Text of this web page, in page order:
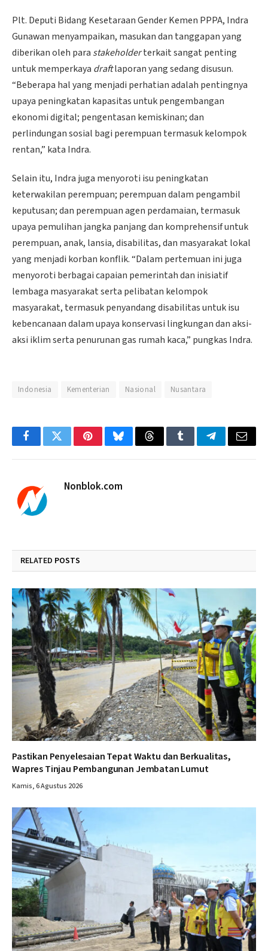
Plt. Deputi Bidang Kesetaraan Gender Kemen PPPA, Indra
Gunawan menyampaikan, masukan dan tanggapan yang
diberikan oleh para stakeholderterkait sangat penting
untuk memperkaya draftlaporan yang sedang disusun.
“Beberapa hal yang menjadi perhatian adalah pentingnya
upaya peningkatan kapasitas untuk pengembangan
ekonomi digital; pengentasan kemiskinan; dan
perlindungan sosial bagi perempuan termasuk kelompok
rentan,” kata Indra.
Selain itu, Indra juga menyoroti isu peningkatan
keterwakilan perempuan; perempuan dalam pengambil
keputusan; dan perempuan agen perdamaian, termasuk
upaya pemulihan jangka panjang dan komprehensif untuk
perempuan, anak, lansia, disabilitas, dan masyarakat lokal
yang menjadi korban konflik. “Dalam pertemuan ini juga
menyoroti berbagai capaian pemerintah dan inisiatif
lembaga masyarakat serta pelibatan kelompok
masyarakat, termasuk penyandang disabilitas untuk isu
kebencanaan dalam upaya konservasi lingkungan dan aksi-
aksi iklim serta penurunan gas rumah kaca,” pungkas Indra.
Indonesia Kementerian Nasional Nusantara
FacebookTwitterPinterestBlueskyThreadsTumblrTelegramEmail
Nonblok.com
RELATED POSTS
Pastikan Penyelesaian Tepat Waktu dan Berkualitas,
Wapres Tinjau Pembangunan Jembatan Lumut
Kamis, 6 Agustus 2026